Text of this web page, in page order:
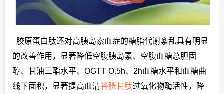
胶原蛋白肽还对高胰岛索血症的糖脂代谢紊乱具有明显
的改善作用，显著降低空腹胰岛素、空腹血糖总胆固
醇、甘油三酯水平、OGTT O.5h、2h血糖水平和血糖曲
线下面积，显著提高血清谷胱甘肽过氧化物酶活性，降